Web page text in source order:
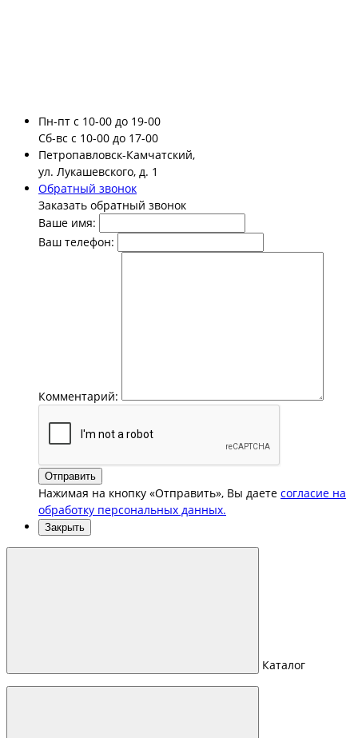
Пн-пт с 10-00 до 19-00
Сб-вс с 10-00 до 17-00
Петропавловск-Камчатский,
ул. Лукашевского, д. 1
Обратный звонок
Заказать обратный звонок
Ваше имя:
Ваш телефон:
Комментарий:
Отправить
Нажимая на кнопку «Отправить», Вы даете согласие на
обработку персональных данных.
Закрыть
Каталог